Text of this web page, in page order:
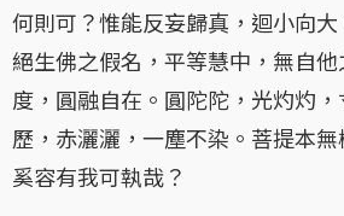
何則可？惟能反妄歸真，迴小向大
絕生佛之假名，平等慧中，無自
度，圓融自在。圓陀陀，光灼灼
歷，赤灑灑，一塵不染。菩提本無
奚容有我可執哉？